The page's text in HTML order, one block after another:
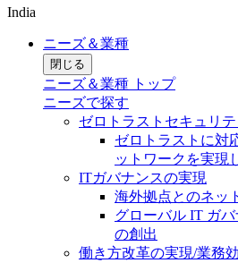
India
ニーズ＆業種
閉じる
ニーズ＆業種 トップ
ニーズで探す
ゼロトラストセキュリ
ゼロトラストに対
ットワークを実現
ITガバナンスの実現
海外拠点とのネッ
グローバル IT ガ
の創出
働き方改革の実現/業務